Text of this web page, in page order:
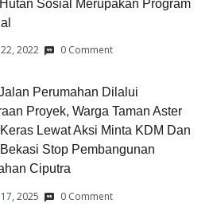
Sosial Merupakan Program
2022 0 Comment
Perumahan Dilalui
Proyek, Warga Taman Aster
Lewat Aksi Minta KDM Dan
Stop Pembangunan
Ciputra
2025 0 Comment